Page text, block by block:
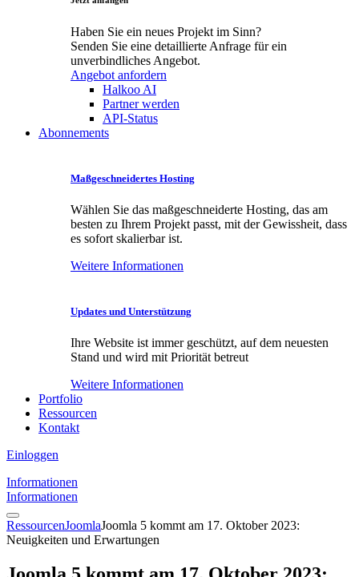
Haben Sie ein neues Projekt im Sinn?
Senden Sie eine detaillierte Anfrage für ein
unverbindliches Angebot.
Angebot anfordern
Halkoo AI
Partner werden
API-Status
Abonnements
Maßgeschneidertes Hosting
Wählen Sie das maßgeschneiderte Hosting, das am
besten zu Ihrem Projekt passt, mit der Gewissheit, dass
es sofort skalierbar ist.
Weitere Informationen
Updates und Unterstützung
Ihre Website ist immer geschützt, auf dem neuesten
Stand und wird mit Priorität betreut
Weitere Informationen
Portfolio
Ressourcen
Kontakt
Einloggen
Informationen
Informationen
RessourcenJoomlaJoomla 5 kommt am 17. Oktober 2023:
Neuigkeiten und Erwartungen